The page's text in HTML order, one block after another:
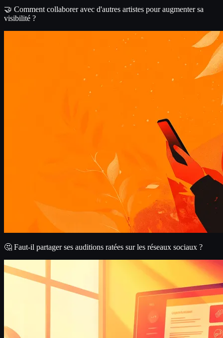
🤝 Comment collaborer avec d'autres artistes pour augmenter sa
visibilité ?
🤔 Faut-il partager ses auditions ratées sur les réseaux sociaux ?